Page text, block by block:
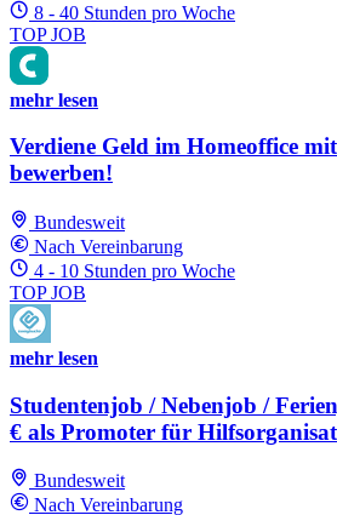
8 - 40 Stunden pro Woche
TOP JOB
mehr lesen
Verdiene Geld im Homeoffice
bewerben!
Bundesweit
Nach Vereinbarung
4 - 10 Stunden pro Woche
TOP JOB
mehr lesen
Studentenjob / Nebenjob /
€ als Promoter für
Bundesweit
Nach Vereinbarung